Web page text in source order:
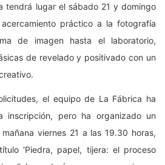
tendrá lugar el sábado 21 y domingo
práctico a la fotografía
de imagen hasta el laboratorio,
de revelado y positivado con un
el equipo de La Fábrica ha
pero ha organizado un
viernes 21 a las 19.30 horas,
‘Piedra, papel, tijera: el proceso